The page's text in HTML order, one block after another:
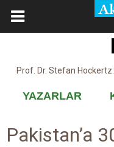
Prof. Dr. Stefan Hockertz:
Kovid-19
YAZARLAR
Pakistan’a